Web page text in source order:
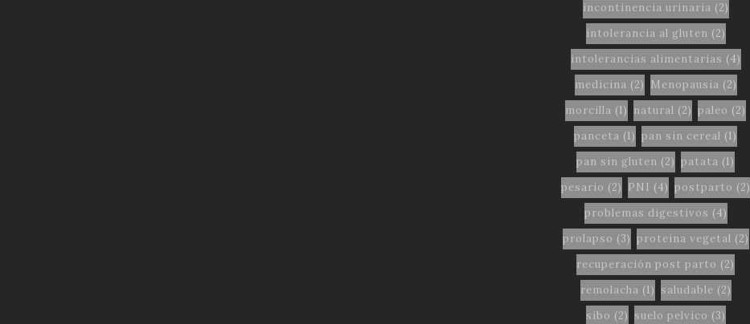
incontinencia urinaria (2)
intolerancia al gluten (2)
intolerancias alimentarias (4)
medicina (2) Menopausia (2)
morcilla (1) natural (2) paleo (2)
panceta (1) pan sin cereal (1)
pan sin gluten (2) patata (1)
pesario (2) PNI (4) postparto (2)
problemas digestivos (4)
prolapso (3) proteína vegetal (2)
recuperación post parto (2)
remolacha (1) saludable (2)
sibo (2) suelo pelvico (3)